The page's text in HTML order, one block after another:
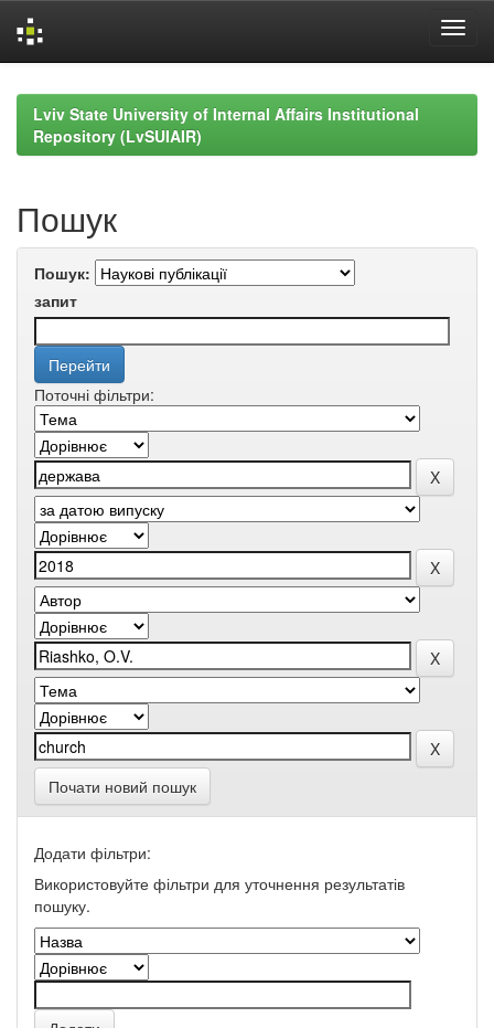
navigationLviv State University of Internal Affairs Institutional
Repository (LvSUIAIR)
Пошук
Пошук:
запит
Поточні фільтри:
Почати новий пошук
Додати фільтри:
Використовуйте фільтри для уточнення результатів
пошуку.